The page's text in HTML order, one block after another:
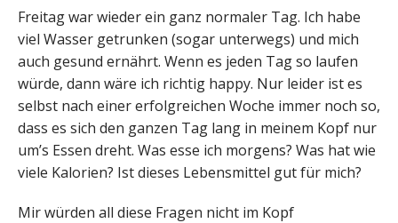
Freitag war wieder ein ganz normaler Tag. Ich habe
viel Wasser getrunken (sogar unterwegs) und mich
auch gesund ernährt. Wenn es jeden Tag so laufen
würde, dann wäre ich richtig happy. Nur leider ist es
selbst nach einer erfolgreichen Woche immer noch so,
dass es sich den ganzen Tag lang in meinem Kopf nur
um’s Essen dreht. Was esse ich morgens? Was hat wie
viele Kalorien? Ist dieses Lebensmittel gut für mich?
Mir würden all diese Fragen nicht im Kopf